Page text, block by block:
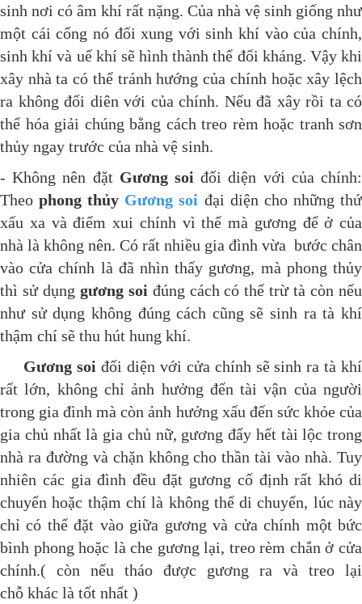
sinh nơi có âm khí rất nặng. Của nhà vệ sinh giống như
một cái cổng nó đối xung với sinh khí vào của chính,
sinh khí và uế khí sẽ hình thành thể đối kháng. Vậy khi
xây nhà ta có thể tránh hướng của chính hoặc xây lệch
ra không đối diên với của chính. Nếu đã xây rồi ta có
thể hóa giải chúng bằng cách treo rèm hoặc tranh sơn
thủy ngay trước của nhà vệ sinh.
- Không nên đặt Gương soi đối diện với của chính:
Theophong thủy Gương soi đại diện cho những thứ
xấu xa và điểm xui chính vì thế mà gương để ở của
nhà là không nên. Có rất nhiều gia đình vừa bước chân
vào cửa chính là đã nhìn thấy gương, mà phong thủy
thì sử dụng gương soi đúng cách có thể trừ tà còn nếu
như sử dụng không đúng cách cũng sẽ sinh ra tà khí
thậm chí sẽ thu hút hung khí.
Gương soi đối diện với cửa chính sẽ sinh ra tà khí
rất lớn, không chỉ ảnh hưởng đến tài vận của người
trong gia đình mà còn ảnh hưởng xấu đến sức khỏe của
gia chủ nhất là gia chủ nữ, gương đẩy hết tài lộc trong
nhà ra đường và chặn không cho thần tài vào nhà. Tuy
nhiên các gia đình đều đặt gương cố định rất khó di
chuyển hoặc thậm chí là không thể di chuyển, lúc này
chỉ có thể đặt vào giữa gương và cửa chính một bức
bình phong hoặc là che gương lại, treo rèm chắn ở cửa
chính.( còn nếu tháo được gương ra và treo lại
chỗ khác là tốt nhất )